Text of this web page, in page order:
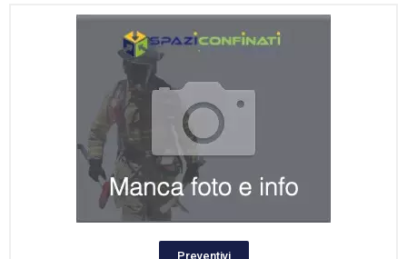
Preventivi